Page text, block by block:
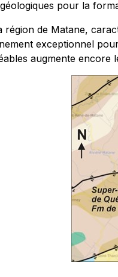
pour la
région de Matane,
exceptionnel
augmente